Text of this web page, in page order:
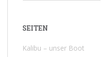
SEITEN
Kalibu – unser Boot